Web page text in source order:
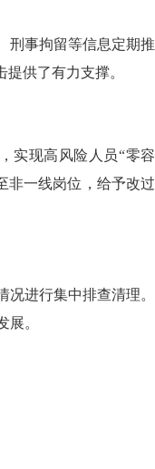
刑事拘留等信息定期推
供了有力支撑。
实现高风险人员“零容
非一线岗位，给予改过
进行集中排查清理。
。